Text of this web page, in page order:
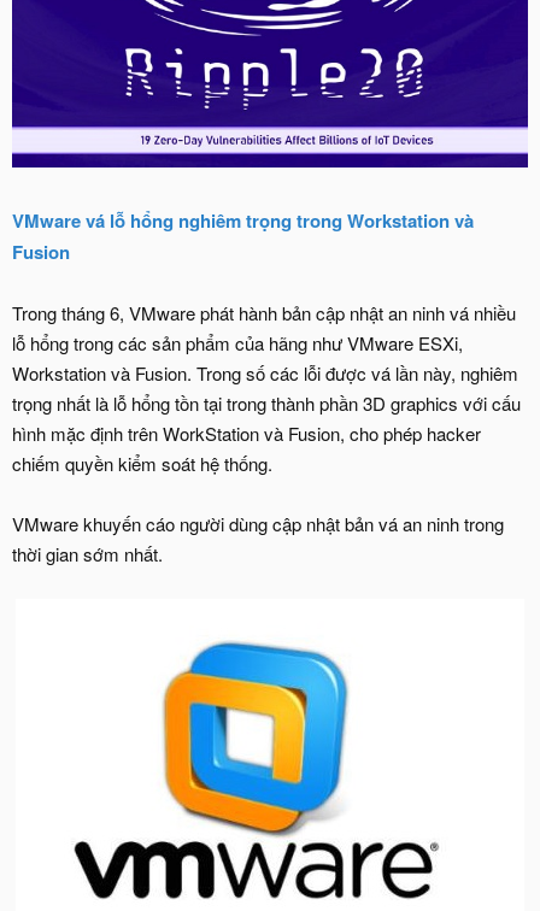
VMware vá lỗ hổng nghiêm trọng trong Workstation và
Fusion
Trong tháng 6, VMware phát hành bản cập nhật an ninh vá nhiều
lỗ hổng trong các sản phẩm của hãng như VMware ESXi,
Workstation và Fusion. Trong số các lỗi được vá lần này, nghiêm
trọng nhất là lỗ hổng tồn tại trong thành phần 3D graphics với cấu
hình mặc định trên WorkStation và Fusion, cho phép hacker
chiếm quyền kiểm soát hệ thống.
VMware khuyến cáo người dùng cập nhật bản vá an ninh trong
thời gian sớm nhất.